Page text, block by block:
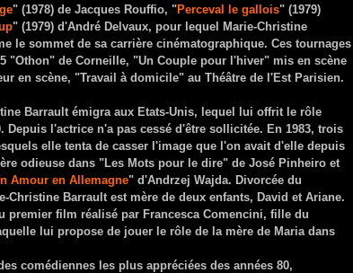
" (1978) de Jacques Rouffio, "Perceval le gallois" (1979)
" (1979) d'André Delvaux, pour lequel Marie-Christine
le sommet de sa carrière cinématographique. Ces tournages
"Othon" de Corneille, "Un Couple pour l'hiver" mis en scène
en scène, "Travail à domicile" au Théâtre de l'Est Parisien.
Barrault émigra aux Etats-Unis, lequel lui offrit le rôle
Depuis l'actrice n'a pas cessé d'être sollicitée. En 1983, trois
elle tenta de casser l'image que l'on avait d'elle depuis
odieuse dans "Les Mots pour le dire" de José Pinheiro et
Amour en Allemagne" d'Andrzej Wajda. Divorcée du
Christine Barrault est mère de deux enfants, David et Ariane.
premier film réalisé par Francesca Comencini, fille du
lui propose de jouer le rôle de la mère de Maria dans
comédiennes les plus appréciées des années 80,